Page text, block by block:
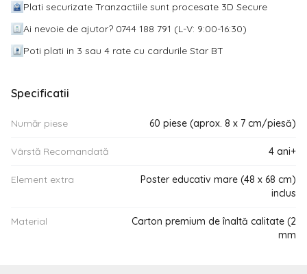
Plati securizate Tranzactiile sunt procesate 3D Secure
Ai nevoie de ajutor? 0744 188 791 (L-V: 9:00-16:30)
Poti plati in 3 sau 4 rate cu cardurile Star BT
Specificatii
Număr piese 60 piese (aprox. 8 x 7 cm/piesă)
Vârstă Recomandată 4 ani+
Element extra
Poster educativ mare (48 x 68 cm)
inclus
Material
Carton premium de înaltă calitate (2
mm